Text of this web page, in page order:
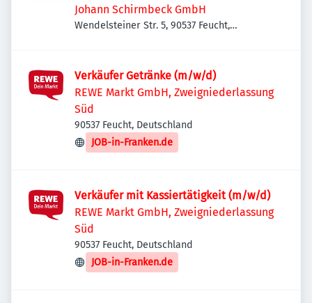
Johann Schirmbeck GmbH
Wendelsteiner Str. 5, 90537 Feucht,
Verkäufer Getränke (m/w/d)
REWE Markt GmbH, Zweigniederlassung
Süd
90537 Feucht, Deutschland
JOB-in-Franken.de
Verkäufer mit Kassiertätigkeit (m/w/d)
REWE Markt GmbH, Zweigniederlassung
Süd
90537 Feucht, Deutschland
JOB-in-Franken.de